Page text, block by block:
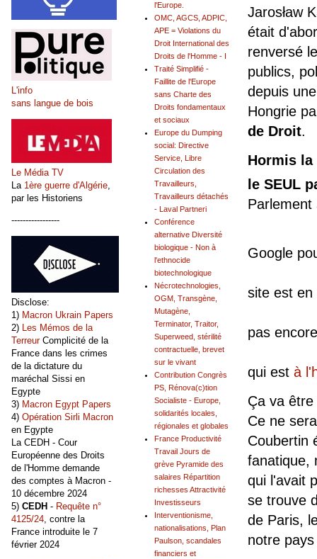
Jarosław
était
renversé
publics,
depuis
Hongrie
de Droit.
Hormis
le SEUL
Google
site est en
pas
qui est à
Ça va
Ce ne
Coubertin
fanatique,
qui l'avait
se trouve
de Paris,
notre
l'Europe.
OMC, AGCS, ADPIC,
APE = Violations du
Droit International des
Droits de l'Homme - I
Traité Simplifié -
Faillite de l'Europe
sans Charte des
Droits fondamentaux
et sociaux
Europe du Dumping
social: Directive
Service, Libre
Circulation des
Travailleurs,
Travailleurs détachés
- Laval Partneri
Conférence
alternative Diversité
biologique - Non à
l'ethnocide
biotechnologique
Nécrotechnologies,
OGM, Transgène,
Mutagène,
Terminator, Traitor,
Superweed, stérilité
contractuelle, brevet
sur le vivant
Contribution Congrès
PS, Rénova(c)tion
Socialiste - Europe,
solidarités locales,
régionales et globales
France Productivité
Travail Jours de
grève Pyramide des
salaires Répartition
richesses Attractivité
Investisseurs
Interventionisme,
nationalisations, Plan
Paulson, scandales
financiers et
L'info
sans langue de bois
Le Média TV
La 1ère guerre d'Algérie
par les Historiens
-----------------
Disclose:
1) Macron Ukrain Papers
2) Les Mémos de la
TerreurComplicité de la
France dans les crimes
de la dictature du
maréchal Sissi en
Egypte
3) Macron Egypt Papers
4) Opération Sirli Macron
en Egypte
La CEDH - Cour
Européenne des Droits
de l'Homme demande
des comptes à Macron -
10 décembre 2024
5) CEDH - Requête n°
4125/24, contre la
France introduite le 7
février 2024